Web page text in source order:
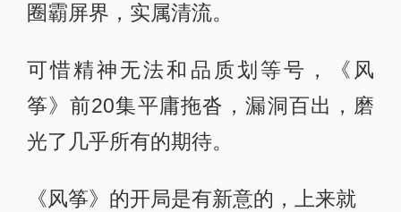
圈霸屏界，实属清流。
可惜精神无法和品质划等号，《风
筝》前20集平庸拖沓，漏洞百出，磨
光了几乎所有的期待。
《风筝》的开局是有新意的，上来就